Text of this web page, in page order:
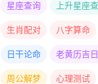
星座查询 上升星座
生肖配对 八字算命
日干论命 老黄历吉
周公解梦 心理测试